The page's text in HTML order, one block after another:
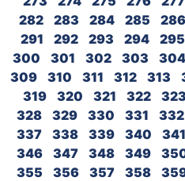
282
283 284 285 286
291
292 293 294 295
300
301 302 303 304
309
310 311 312 313
319
320 321 322 323
328
329 330 331 332
337
338 339 340 341
346
347 348 349
355
356 357 358